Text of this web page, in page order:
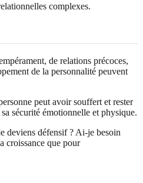
complexes.
de relations précoces,
de la personnalité peuvent
peut avoir souffert et rester
sécurité émotionnelle et physique.
deviens défensif ? Ai-je besoin
croissance que pour